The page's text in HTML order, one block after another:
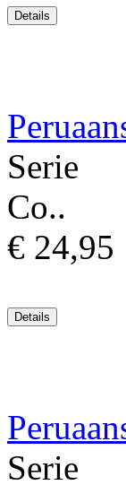
Serie :
Co..
€ 24,95
Serie :